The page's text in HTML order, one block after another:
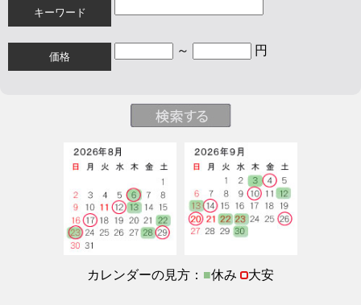
キーワード
価格 ～ 円
カレンダーの見方： ■休み 大安